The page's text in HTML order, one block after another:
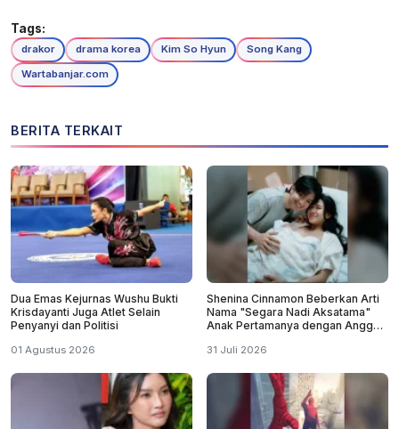
Tags:
drakor drama korea Kim So Hyun
Song Kang
Wartabanjar.com
BERITA TERKAIT
Dua Emas Kejurnas Wushu Bukti
Krisdayanti Juga Atlet Selain
Penyanyi dan Politisi
01 Agustus 2026
Shenina Cinnamon Beberkan Arti
Nama "Segara Nadi Aksatama"
Anak Pertamanya dengan Angga
31 Juli 2026